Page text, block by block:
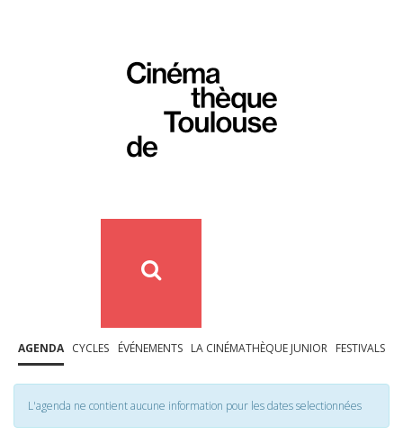
AGENDA CYCLES ÉVÉNEMENTS LA CINÉMATHÈQUE JUNIOR FESTIVALS
L'agenda ne contient aucune information pour les dates selectionnées